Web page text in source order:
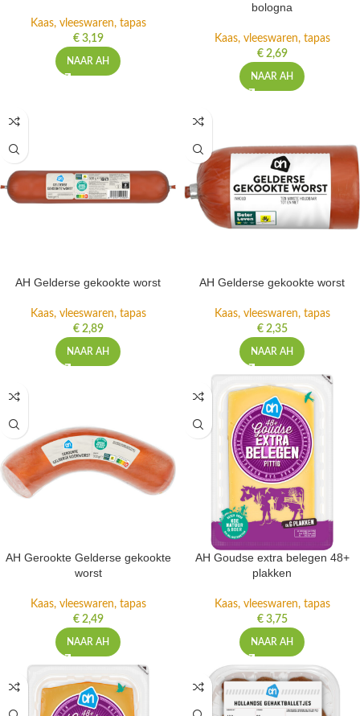
Kaas, vleeswaren, tapas
€3,19
NAAR AH
bologna
Kaas, vleeswaren, tapas
€2,69
NAAR AH
AH Gelderse gekookte worst
Kaas, vleeswaren, tapas
€2,89
NAAR AH
AH Gelderse gekookte worst
Kaas, vleeswaren, tapas
€2,35
NAAR AH
AH Gerookte Gelderse gekookte
worst
Kaas, vleeswaren, tapas
€2,49
NAAR AH
AH Goudse extra belegen 48+
plakken
Kaas, vleeswaren, tapas
€3,75
NAAR AH